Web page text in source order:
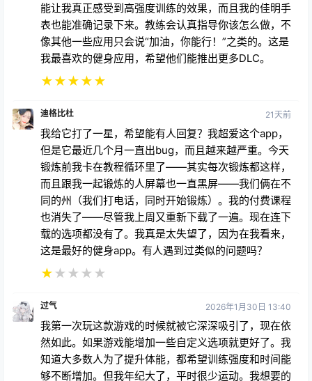
能让我真正感受到高强度训练的效果，而且我的佳明手
表也能准确记录下来。教练会认真指导你该怎么做，不
像其他一些应用只会说“加油，你能行！”之类的。这是
我最喜欢的健身应用，希望他们能推出更多DLC。
★★★★★
迪格比杜 21天前
我给它打了一星，希望能有人回复？我超爱这个app，
但是它最近几个月一直出bug，而且越来越严重。今天
锻炼前我卡在教程循环里了——其实每次锻炼都这样，
而且跟我一起锻炼的人屏幕也一直黑屏——我们俩在不
同的州（我们打电话，同时开始锻炼）。我的付费课程
也消失了——尽管我上周又重新下载了一遍。现在连下
载的选项都没有了。我真是太失望了，因为在我看来，
这是最好的健身app。有人遇到过类似的问题吗？
★★ ★ ★ ★
过气 2026年1月30日 13:40
我第一次玩这款游戏的时候就被它深深吸引了，现在依
然如此。如果游戏能增加一些自定义选项就更好了。我
知道大多数人为了提升体能，都希望训练强度和时间能
够不断增加。但我年纪大了，平时很少运动。我想要的